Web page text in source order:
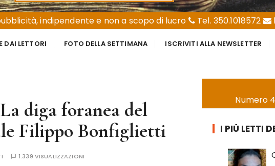
indipendente e non a scopo di lucro
Tel. 350.1018572
DAI LETTORI FOTO DELLA SETTIMANA ISCRIVITI ALLA NEWSLETTER
diga foranea del
Filippo Bonfiglietti
1.339 VISUALIZZAZIONI
Numero
I PIÙ LETTI